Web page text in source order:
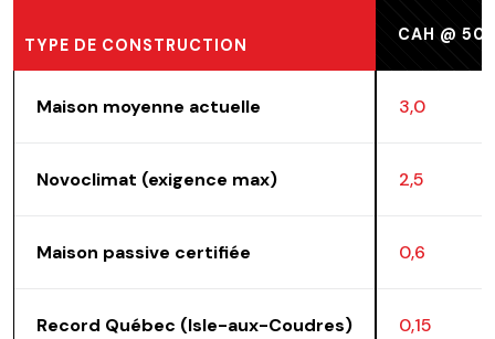
TYPE DE CONSTRUCTION
CAH @ 50
Maison moyenne actuelle 3,0
Novoclimat (exigence max) 2,5
Maison passive certifiée 0,6
Record Québec (Isle-aux-Coudres) 0,15